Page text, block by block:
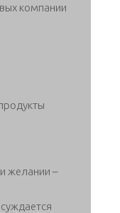
компании
желании –